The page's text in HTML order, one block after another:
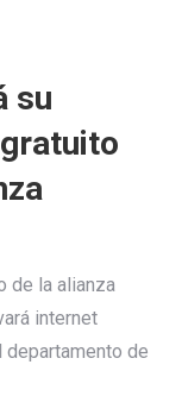
su
de la alianza
internet
departamento de